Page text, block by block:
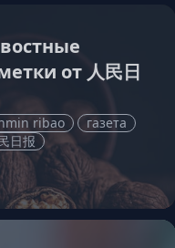
от 人民日
ribao
газета
日报